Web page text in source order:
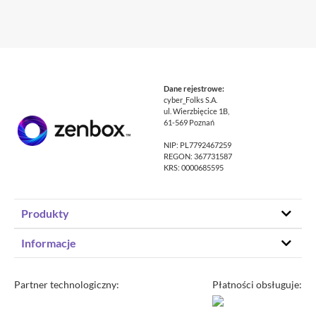
Dane rejestrowe:
cyber_Folks S.A.
ul. Wierzbięcice 1B,
61-569 Poznań
NIP: PL7792467259
REGON: 367731587
KRS: 0000685595
Produkty
Transfer domeny
Informacje
Program partnerski
Partner technologiczny: Płatności obsługuje: